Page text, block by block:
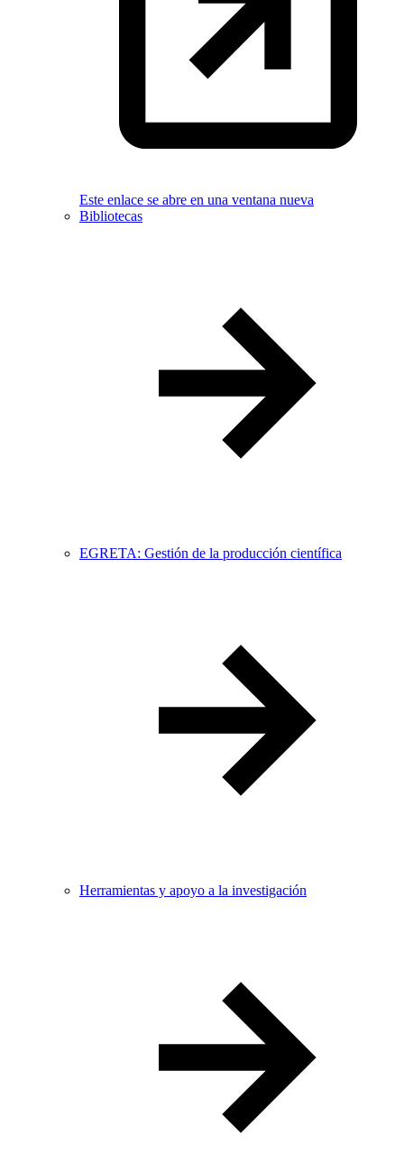
Este enlace se abre en una ventana nueva
Bibliotecas
EGRETA: Gestión de la producción científica
Herramientas y apoyo a la investigación